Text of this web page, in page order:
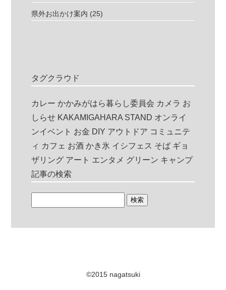
県外お出かけ案内 (25)
タグクラウド
カレー かかみがはら暮らし委員会 カメラ お
しらせ KAKAMIGAHARA STAND オンライ
ンイベント お金 DIY アウトドア コミュニテ
ィ カフェ お酒 かき氷 イシフェス そば ギョ
ザリング アート エンタメ グリーン キャンプ
記事の検索
©2015 nagatsuki